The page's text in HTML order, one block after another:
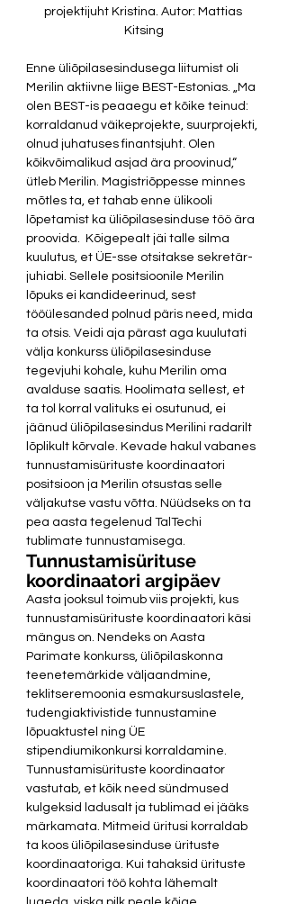
projektijuht Kristina. Autor: Mattias
Kitsing
Enne üliõpilasesindusega liitumist oli
Merilin aktiivne liige BEST-Estonias. „Ma
olen BEST-is peaaegu et kõike teinud:
korraldanud väikeprojekte, suurprojekti,
olnud juhatuses finantsjuht. Olen
kõikvõimalikud asjad ära proovinud,“
ütleb Merilin. Magistriõppesse minnes
mõtles ta, et tahab enne ülikooli
lõpetamist ka üliõpilasesinduse töö ära
proovida.  Kõigepealt jäi talle silma
kuulutus, et ÜE-sse otsitakse sekretär-
juhiabi. Sellele positsioonile Merilin
lõpuks ei kandideerinud, sest
tööülesanded polnud päris need, mida
ta otsis. Veidi aja pärast aga kuulutati
välja konkurss üliõpilasesinduse
tegevjuhi kohale, kuhu Merilin oma
avalduse saatis. Hoolimata sellest, et
ta tol korral valituks ei osutunud, ei
jäänud üliõpilasesindus Merilini radarilt
lõplikult kõrvale. Kevade hakul vabanes
tunnustamisürituste koordinaatori
positsioon ja Merilin otsustas selle
väljakutse vastu võtta. Nüüdseks on ta
pea aasta tegelenud TalTechi
tublimate tunnustamisega.
Tunnustamisürituse
koordinaatori argipäev
Aasta jooksul toimub viis projekti, kus
tunnustamisürituste koordinaatori käsi
mängus on. Nendeks on Aasta
Parimate konkurss, üliõpilaskonna
teenetemärkide väljaandmine,
teklitseremoonia esmakursuslastele,
tudengiaktivistide tunnustamine
lõpuaktustel ning ÜE
stipendiumikonkursi korraldamine.
Tunnustamisürituste koordinaator
vastutab, et kõik need sündmused
kulgeksid ladusalt ja tublimad ei jääks
märkamata. Mitmeid üritusi korraldab
ta koos üliõpilasesinduse ürituste
koordinaatoriga. Kui tahaksid ürituste
koordinaatori töö kohta lähemalt